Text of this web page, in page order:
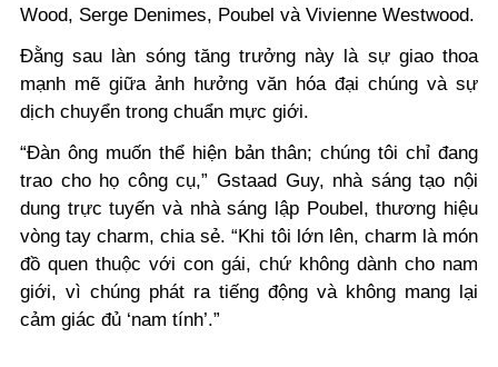
Wood, Serge Denimes, Poubel và Vivienne Westwood.
Đằng sau làn sóng tăng trưởng này là sự giao thoa
mạnh mẽ giữa ảnh hưởng văn hóa đại chúng và sự
dịch chuyển trong chuẩn mực giới.
“Đàn ông muốn thể hiện bản thân; chúng tôi chỉ đang
trao cho họ công cụ,” Gstaad Guy, nhà sáng tạo nội
dung trực tuyến và nhà sáng lập Poubel, thương hiệu
vòng tay charm, chia sẻ. “Khi tôi lớn lên, charm là món
đồ quen thuộc với con gái, chứ không dành cho nam
giới, vì chúng phát ra tiếng động và không mang lại
cảm giác đủ ‘nam tính’.”